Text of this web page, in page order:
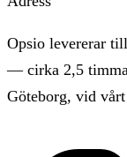
Opsio levererar
— cirka 2,5
Göteborg, vid